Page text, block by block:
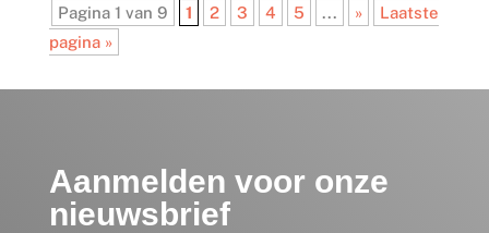
Pagina 1 van 9 1 2 3 4 5 ... »
Laatste
pagina »
Aanmelden voor onze
nieuwsbrief